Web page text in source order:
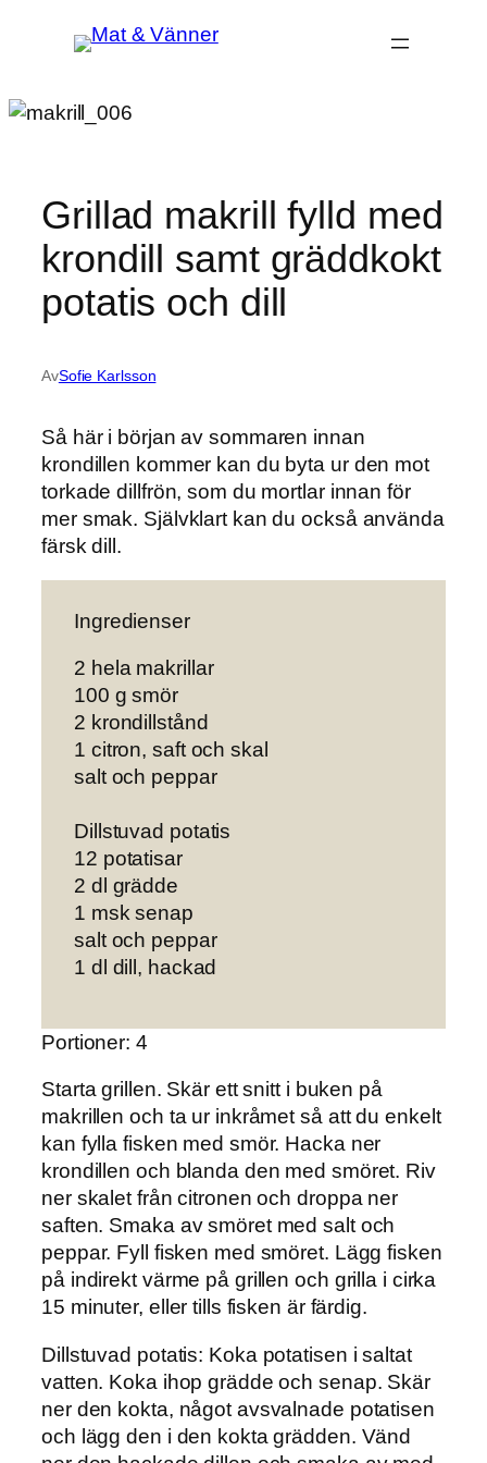
Grillad makrill fylld med
krondill samt gräddkokt
potatis och dill
AvSofie Karlsson
Så här i början av sommaren innan
krondillen kommer kan du byta ur den mot
torkade dillfrön, som du mortlar innan för
mer smak. Självklart kan du också använda
färsk dill.
Ingredienser
2 hela makrillar
100 g smör
2 krondillstånd
1 citron, saft och skal
salt och peppar
Dillstuvad potatis
12 potatisar
2 dl grädde
1 msk senap
salt och peppar
1 dl dill, hackad
Portioner: 4
Starta grillen. Skär ett snitt i buken på
makrillen och ta ur inkråmet så att du enkelt
kan fylla fisken med smör. Hacka ner
krondillen och blanda den med smöret. Riv
ner skalet från citronen och droppa ner
saften. Smaka av smöret med salt och
peppar. Fyll fisken med smöret. Lägg fisken
på indirekt värme på grillen och grilla i cirka
15 minuter, eller tills fisken är färdig.
Dillstuvad potatis: Koka potatisen i saltat
vatten. Koka ihop grädde och senap. Skär
ner den kokta, något avsvalnade potatisen
och lägg den i den kokta grädden. Vänd